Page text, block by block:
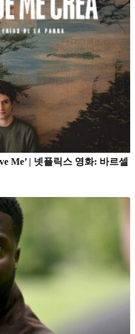
Me’ | 넷플릭스 영화: 바르셀